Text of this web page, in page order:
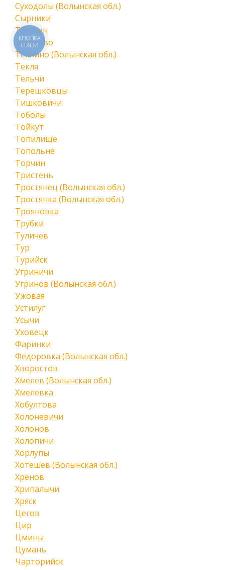
Суходолы (Волынская обл.)
Сырники
Тагачин
Тарасово
Теклино (Волынская обл.)
Текля
Тельчи
Терешковцы
Тишковичи
Тоболы
Тойкут
Топилище
Топольне
Торчин
Тристень
Тростянец (Волынская обл.)
Тростянка (Волынская обл.)
Трояновка
Трубки
Туличев
Тур
Турийск
Угриничи
Угринов (Волынская обл.)
Ужовая
Устилуг
Усычи
Уховецк
Фаринки
Федоровка (Волынская обл.)
Хворостов
Хмелев (Волынская обл.)
Хмелевка
Хобултова
Холоневичи
Холонов
Холопичи
Хорлупы
Хотешев (Волынская обл.)
Хренов
Хрипалычи
Хряск
Цегов
Цир
Цмины
Цумань
Чарторийск
КНОПКА
СВЯЗИ